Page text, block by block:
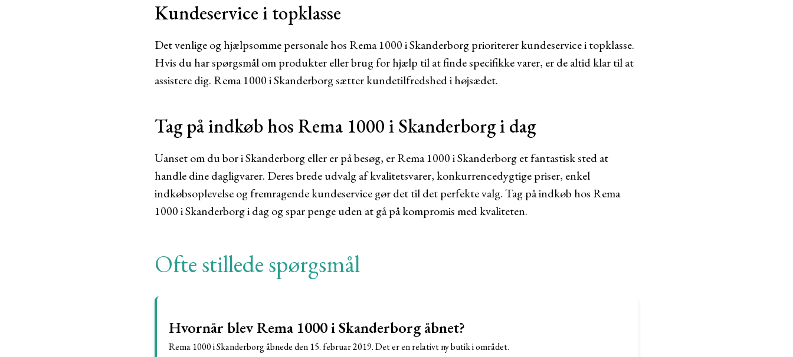
Kundeservice i topklasse
Det venlige og hjælpsomme personale hos Rema 1000 i Skanderborg prioriterer kundeservice i topklasse.
Hvis du har spørgsmål om produkter eller brug for hjælp til at finde specifikke varer, er de altid klar til at
assistere dig. Rema 1000 i Skanderborg sætter kundetilfredshed i højsædet.
Tag på indkøb hos Rema 1000 i Skanderborg i dag
Uanset om du bor i Skanderborg eller er på besøg, er Rema 1000 i Skanderborg et fantastisk sted at
handle dine dagligvarer. Deres brede udvalg af kvalitetsvarer, konkurrencedygtige priser, enkel
indkøbsoplevelse og fremragende kundeservice gør det til det perfekte valg. Tag på indkøb hos Rema
1000 i Skanderborg i dag og spar penge uden at gå på kompromis med kvaliteten.
Ofte stillede spørgsmål
Hvornår blev Rema 1000 i Skanderborg åbnet?
Rema 1000 i Skanderborg åbnede den 15. februar 2019. Det er en relativt ny butik i området.